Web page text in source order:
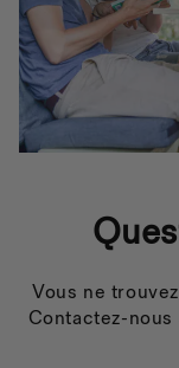
Vous ne
Contactez-nous